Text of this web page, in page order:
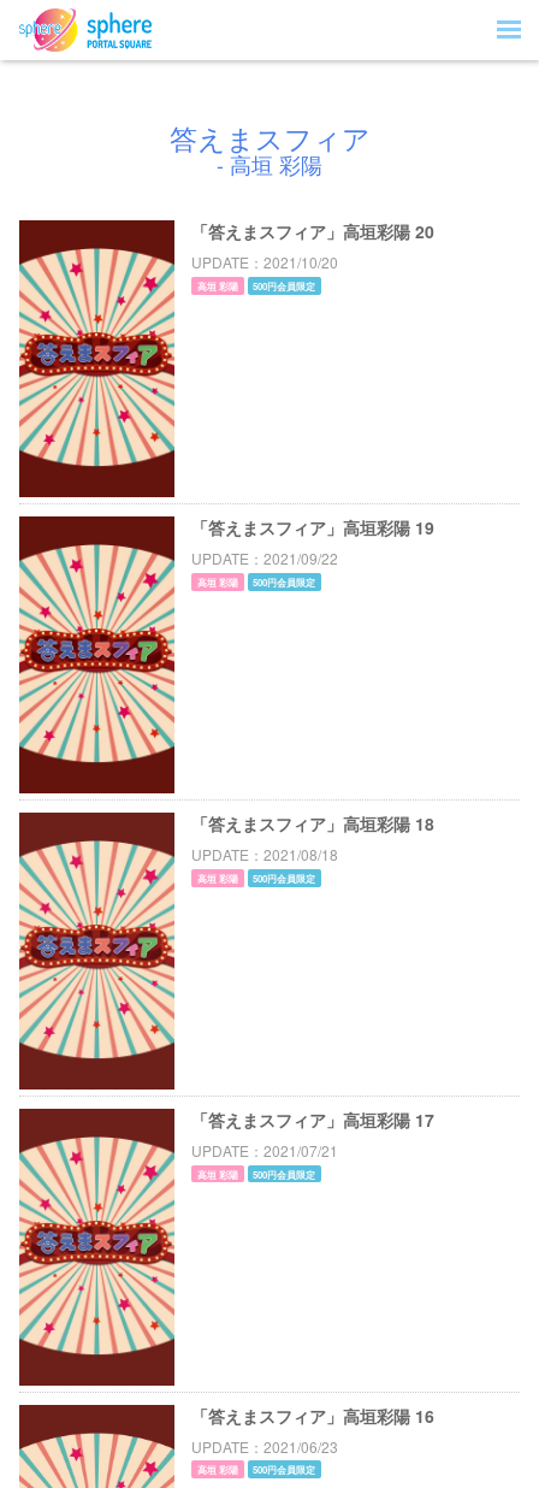
答えまスフィア
- 高垣 彩陽
「答えまスフィア」高垣彩陽 20
UPDATE 2021/10/20
高垣 彩陽 500円会員限定
「答えまスフィア」高垣彩陽 19
UPDATE 2021/09/22
高垣 彩陽 500円会員限定
「答えまスフィア」高垣彩陽 18
UPDATE 2021/08/18
高垣 彩陽 500円会員限定
「答えまスフィア」高垣彩陽 17
UPDATE 2021/07/21
高垣 彩陽 500円会員限定
「答えまスフィア」高垣彩陽 16
UPDATE 2021/06/23
高垣 彩陽 500円会員限定